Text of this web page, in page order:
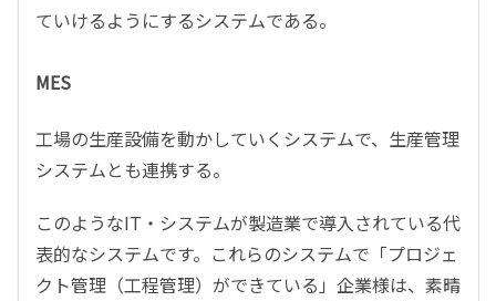
ていけるようにするシステムである。
MES
工場の生産設備を動かしていくシステムで、生産管理
システムとも連携する。
このようなIT・システムが製造業で導入されている代
表的なシステムです。これらのシステムで「プロジェ
クト管理（工程管理）ができている」企業様は、素晴